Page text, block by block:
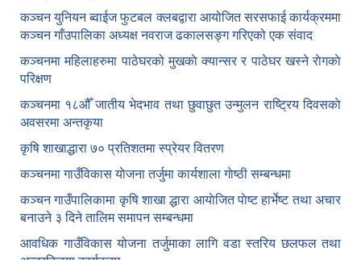
कञ्चन युनियन ब्वाईज फुटबल क्लबद्वारा आयोजित सरसफाई कार्यक्रममा
कञ्चन गाँउपालिका अध्यक्ष नवराज ढकालसङ्ग गरिएको एक संवाद
कञ्‍चनमा महिलाहरुमा पाठेघरको मुखकाे क्यान्सर र पाठेघर खस्‍ने राेगकाे
परिक्षण
कञ्‍चनमा १८औँ जातीय भेदभाव तथा छुवाछुत उन्मुलन राष्ट्रिय दिवसकाे
अवसरमा अन्तकृया
कृषि शाखाद्धारा ७० प्रतिशतमा स्प्रेयर वितरण
कञ्‍चनमा गाउँविकास याेजना तर्जुमा कार्यशाला गाेष्ठी सम्बन्धमा
कञ्‍चन गाउँपालिकामा कृषि शाखा द्धारा आयाेजित पाेष्ट हार्भेष्ट तथा अचार
बनाउने ३ दिने तालिम समापन सम्बन्‍धमा
आवधिक गाउँविकास योजना तर्जुमाका लागि वडा स्तरिय छलफल तथा